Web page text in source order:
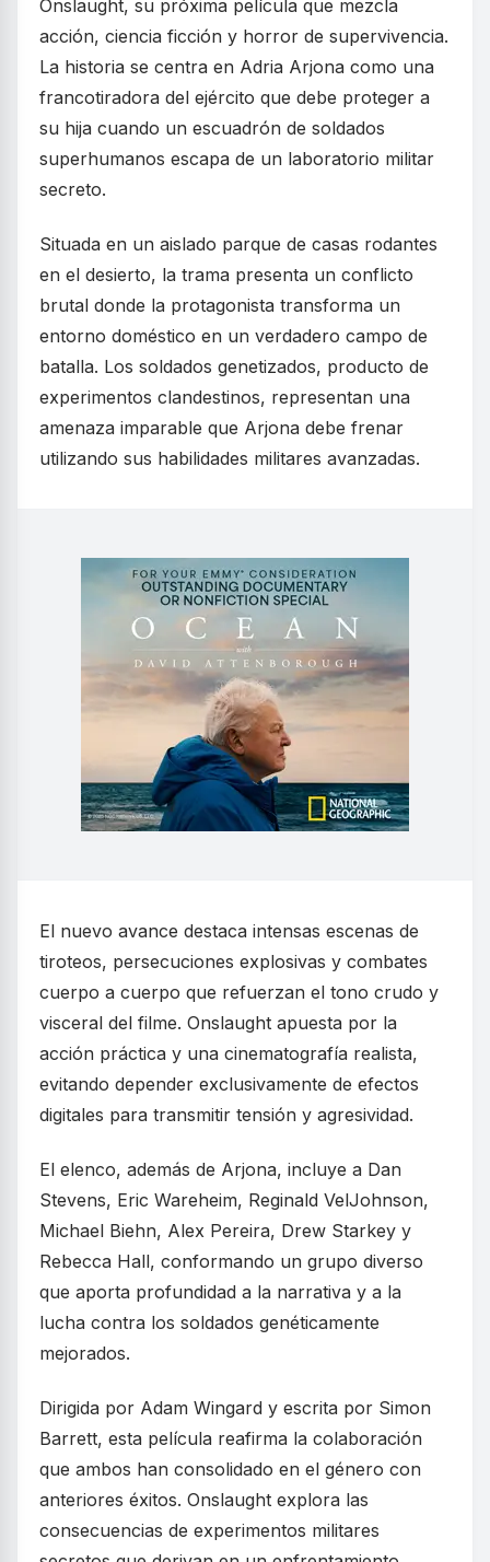
Onslaught, su próxima película que mezcla
acción, ciencia ficción y horror de supervivencia.
La historia se centra en Adria Arjona como una
francotiradora del ejército que debe proteger a
su hija cuando un escuadrón de soldados
superhumanos escapa de un laboratorio militar
secreto.
Situada en un aislado parque de casas rodantes
en el desierto, la trama presenta un conflicto
brutal donde la protagonista transforma un
entorno doméstico en un verdadero campo de
batalla. Los soldados genetizados, producto de
experimentos clandestinos, representan una
amenaza imparable que Arjona debe frenar
utilizando sus habilidades militares avanzadas.
El nuevo avance destaca intensas escenas de
tiroteos, persecuciones explosivas y combates
cuerpo a cuerpo que refuerzan el tono crudo y
visceral del filme. Onslaught apuesta por la
acción práctica y una cinematografía realista,
evitando depender exclusivamente de efectos
digitales para transmitir tensión y agresividad.
El elenco, además de Arjona, incluye a Dan
Stevens, Eric Wareheim, Reginald VelJohnson,
Michael Biehn, Alex Pereira, Drew Starkey y
Rebecca Hall, conformando un grupo diverso
que aporta profundidad a la narrativa y a la
lucha contra los soldados genéticamente
mejorados.
Dirigida por Adam Wingard y escrita por Simon
Barrett, esta película reafirma la colaboración
que ambos han consolidado en el género con
anteriores éxitos. Onslaught explora las
consecuencias de experimentos militares